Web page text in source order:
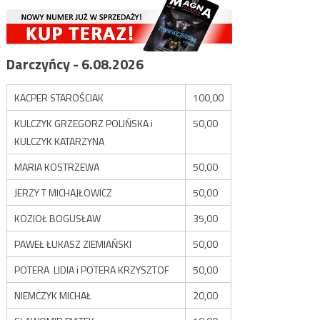
Darczyńcy - 6.08.2026
KACPER STAROŚCIAK
100,00
KULCZYK GRZEGORZ POLIŃSKA i
KULCZYK KATARZYNA
50,00
MARIA KOSTRZEWA
50,00
JERZY T MICHAJŁOWICZ
50,00
KOZIOŁ BOGUSŁAW
35,00
PAWEŁ ŁUKASZ ZIEMIAŃSKI
50,00
POTERA LIDIA i POTERA KRZYSZTOF
50,00
NIEMCZYK MICHAŁ
20,00